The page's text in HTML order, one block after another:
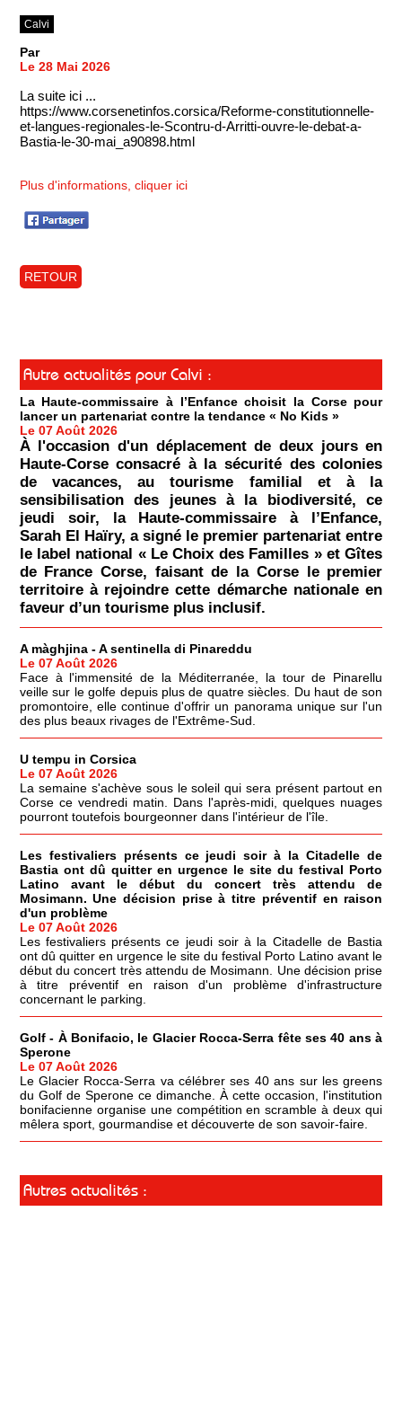
Calvi
Par
Le 28 Mai 2026
La suite ici ...
https://www.corsenetinfos.corsica/Reforme-constitutionnelle-
et-langues-regionales-le-Scontru-d-Arritti-ouvre-le-debat-a-
Bastia-le-30-mai_a90898.html
Plus d'informations, cliquer ici
RETOUR
Autre actualités pour Calvi :
La Haute-commissaire à l’Enfance choisit la Corse pour
lancer un partenariat contre la tendance « No Kids »
Le 07 Août 2026
À l'occasion d'un déplacement de deux jours en
Haute-Corse consacré à la sécurité des colonies
de vacances, au tourisme familial et à la
sensibilisation des jeunes à la biodiversité, ce
jeudi soir, la Haute-commissaire à l’Enfance,
Sarah El Haïry, a signé le premier partenariat entre
le label national « Le Choix des Familles » et Gîtes
de France Corse, faisant de la Corse le premier
territoire à rejoindre cette démarche nationale en
faveur d’un tourisme plus inclusif.
A màghjina - A sentinella di Pinareddu
Le 07 Août 2026
Face à l'immensité de la Méditerranée, la tour de Pinarellu
veille sur le golfe depuis plus de quatre siècles. Du haut de son
promontoire, elle continue d'offrir un panorama unique sur l'un
des plus beaux rivages de l'Extrême-Sud.
U tempu in Corsica
Le 07 Août 2026
La semaine s'achève sous le soleil qui sera présent partout en
Corse ce vendredi matin. Dans l'après-midi, quelques nuages
pourront toutefois bourgeonner dans l'intérieur de l'île.
Les festivaliers présents ce jeudi soir à la Citadelle de
Bastia ont dû quitter en urgence le site du festival Porto
Latino avant le début du concert très attendu de
Mosimann. Une décision prise à titre préventif en raison
d'un problème
Le 07 Août 2026
Les festivaliers présents ce jeudi soir à la Citadelle de Bastia
ont dû quitter en urgence le site du festival Porto Latino avant le
début du concert très attendu de Mosimann. Une décision prise
à titre préventif en raison d'un problème d'infrastructure
concernant le parking.
Golf - À Bonifacio, le Glacier Rocca-Serra fête ses 40 ans à
Sperone
Le 07 Août 2026
Le Glacier Rocca-Serra va célébrer ses 40 ans sur les greens
du Golf de Sperone ce dimanche. À cette occasion, l'institution
bonifacienne organise une compétition en scramble à deux qui
mêlera sport, gourmandise et découverte de son savoir-faire.
Autres actualités :